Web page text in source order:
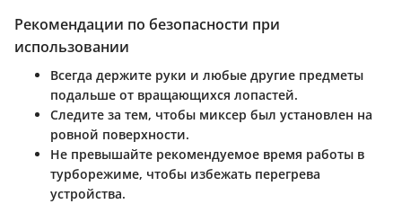
Рекомендации по безопасности при
использовании
Всегда держите руки и любые другие предметы
подальше от вращающихся лопастей.
Следите за тем, чтобы миксер был установлен на
ровной поверхности.
Не превышайте рекомендуемое время работы в
турборежиме, чтобы избежать перегрева
устройства.